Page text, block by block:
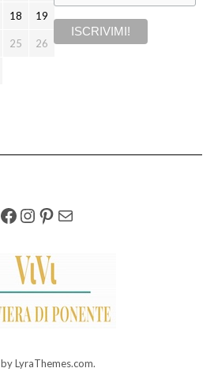
18 19
25 26
FACEBOOK
INSTAGRAM
PINTEREST
EMAIL
by LyraThemes.com.